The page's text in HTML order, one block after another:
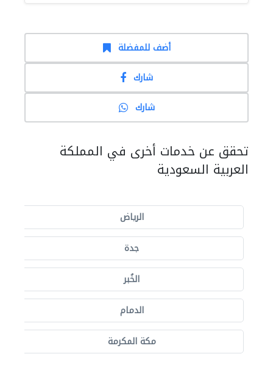
أضف للمفضلة
شارك
شارك
تحقق عن خدمات أخرى في المملكة
العربية السعودية
الرياض
جدة
الخُبر
الدمام
مكة المكرمة